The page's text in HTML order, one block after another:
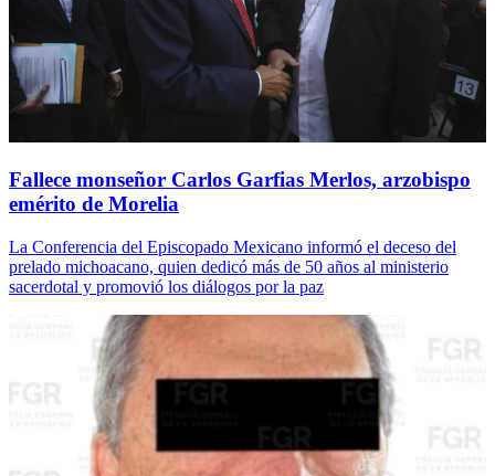
Fallece monseñor Carlos Garfias Merlos, arzobispo
emérito de Morelia
La Conferencia del Episcopado Mexicano informó el deceso del
prelado michoacano, quien dedicó más de 50 años al ministerio
sacerdotal y promovió los diálogos por la paz